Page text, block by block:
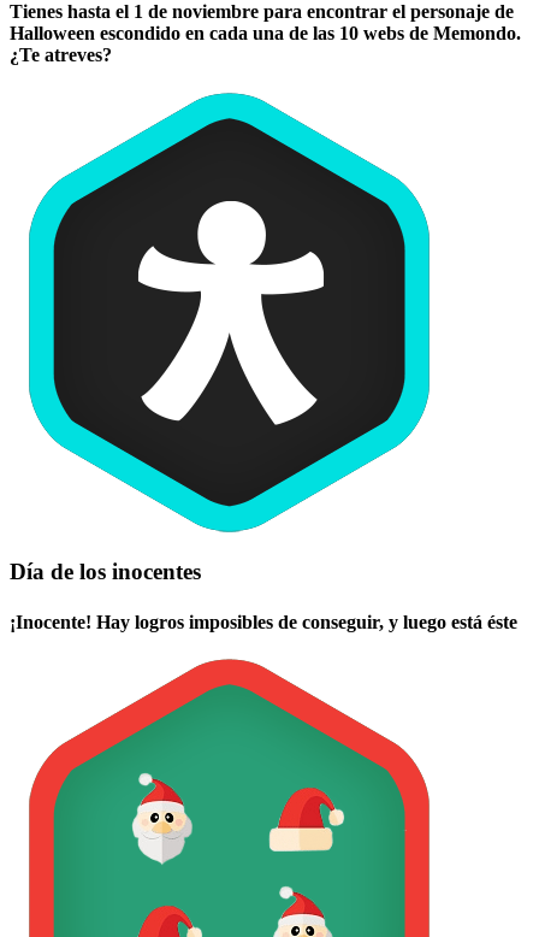
Tienes hasta el 1 de noviembre para encontrar el personaje de
Halloween escondido en cada una de las 10 webs de Memondo.
¿Te atreves?
Día de los inocentes
¡Inocente! Hay logros imposibles de conseguir, y luego está éste